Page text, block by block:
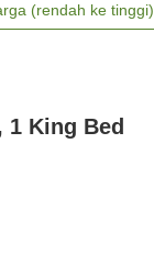
(rendah ke tinggi)
1 King Bed